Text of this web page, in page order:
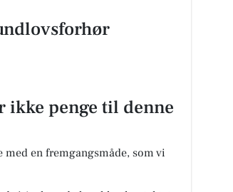
ikke penge til denne
en fremgangsmåde, som vi